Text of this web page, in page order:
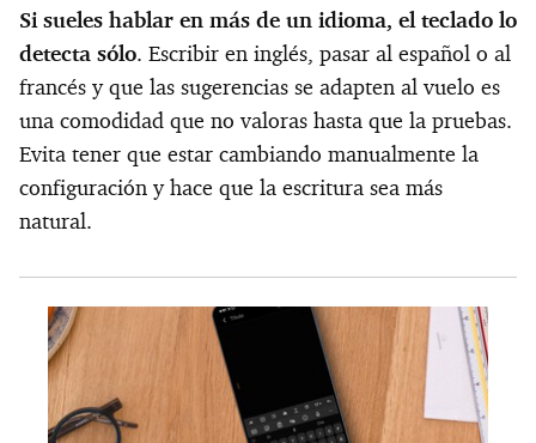
Si sueles hablar en más de un idioma, el teclado lo
detecta sólo. Escribir en inglés, pasar al español o al
francés y que las sugerencias se adapten al vuelo es
una comodidad que no valoras hasta que la pruebas.
Evita tener que estar cambiando manualmente la
configuración y hace que la escritura sea más
natural.